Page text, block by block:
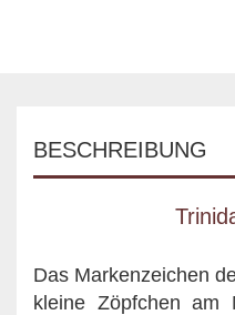
BESCHREIBUNG
Das Markenzeichen
kleine Zöpfchen am